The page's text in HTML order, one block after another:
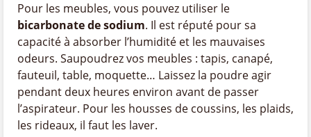
Pour les meubles, vous pouvez utiliser le
bicarbonate de sodium. Il est réputé pour sa
capacité à absorber l’humidité et les mauvaises
odeurs. Saupoudrez vos meubles : tapis, canapé,
fauteuil, table, moquette… Laissez la poudre agir
pendant deux heures environ avant de passer
l’aspirateur. Pour les housses de coussins, les plaids,
les rideaux, il faut les laver.